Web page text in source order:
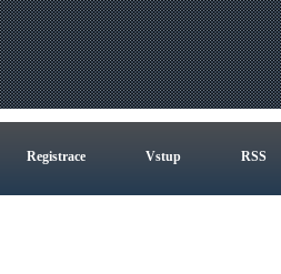
Registrace Vstup RSS